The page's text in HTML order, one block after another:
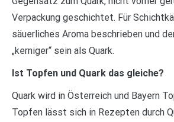
Verpackung geschichtet. Für
säuerliches Aroma beschrieben und
„kerniger“ sein als Quark.
Ist Topfen und Quark das gleiche?
Quark wird in Österreich und Bayern
Topfen lässt sich in Rezepten durch